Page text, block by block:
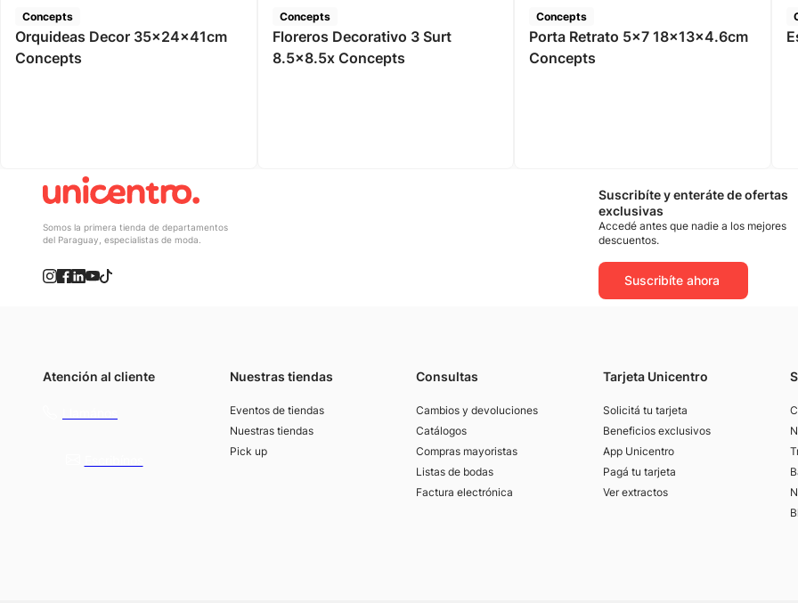
Concepts
Orquideas Decor 35x24x41cm
Concepts
Concepts
Floreros Decorativo 3 Surt
8.5x8.5x Concepts
Concepts
Porta Retrato 5x7 18x13x4.6cm
Concepts
Somos la primera tienda de departamentos
del Paraguay, especialistas de moda.
Suscribíte y enteráte de ofertas
exclusivas
Accedé antes que nadie a los mejores
descuentos.
Suscribíte ahora
Atención al cliente
Nuestras tiendas
Eventos de tiendas
Nuestras tiendas
Pick up
Consultas
Cambios y devoluciones
Catálogos
Compras mayoristas
Listas de bodas
Factura electrónica
Tarjeta Unicentro
Solicitá tu tarjeta
Beneficios exclusivos
App Unicentro
Pagá tu tarjeta
Ver extractos